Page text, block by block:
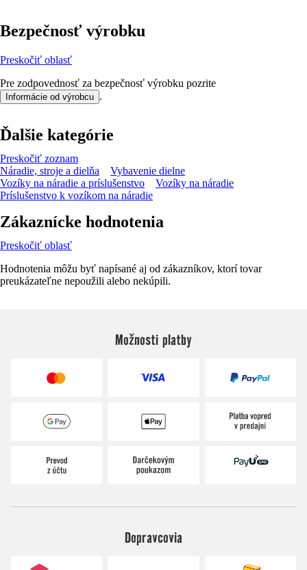
Bezpečnosť výrobku
Preskočiť oblasť
Pre zodpovednosť za bezpečnosť výrobku pozrite
Informácie od výrobcu .
Ďalšie kategórie
Preskočiť zoznam
Náradie, stroje a dielňa
Vybavenie dielne
Vozíky na náradie a príslušenstvo
Vozíky na náradie
Príslušenstvo k vozíkom na náradie
Zákaznícke hodnotenia
Preskočiť oblasť
Hodnotenia môžu byť napísané aj od zákazníkov, ktorí tovar
preukázateľne nepoužili alebo nekúpili.
Možnosti platby
Dopravcovia